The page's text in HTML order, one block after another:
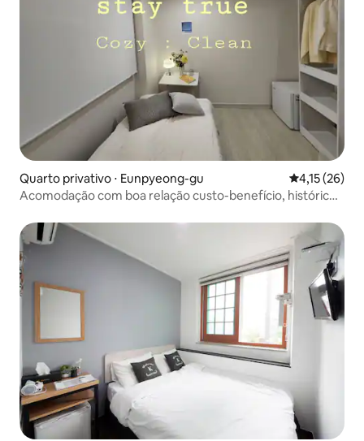
Quarto privativo ⋅ Eunpyeong-gu 4,15 de uma
4,15 (26)
Acomodação com boa relação custo-benefício, histórico
sensacional